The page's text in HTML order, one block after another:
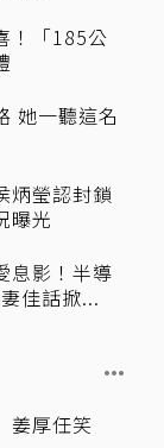
！「185公
她一聽這名
炳瑩認封鎖
曝光
息影！半導
佳話掀...
姜厚任笑